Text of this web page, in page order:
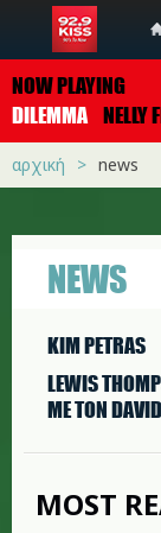
NOW PLAYING
DILEMMA NELLY
αρχική news
NEWS
KIM PETRAS
LEWIS
ΜΕ ΤΟΝ DAVID
MOST